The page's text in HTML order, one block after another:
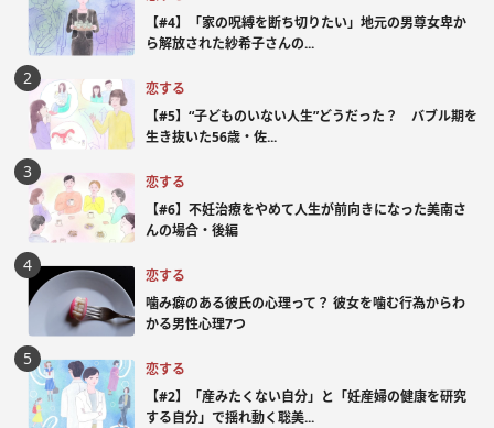
【#4】「家の呪縛を断ち切りたい」地元の男尊女卑か
ら解放された紗希子さんの...
恋する
【#5】“子どものいない人生”どうだった？ バブル期を
生き抜いた56歳・佐...
恋する
【#6】不妊治療をやめて人生が前向きになった美南さ
んの場合・後編
恋する
噛み癖のある彼氏の心理って？ 彼女を噛む行為からわ
かる男性心理7つ
恋する
【#2】「産みたくない自分」と「妊産婦の健康を研究
する自分」で揺れ動く聡美...